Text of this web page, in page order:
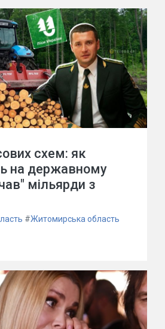
схем: як
на державному
мільярди з
#Житомирська область